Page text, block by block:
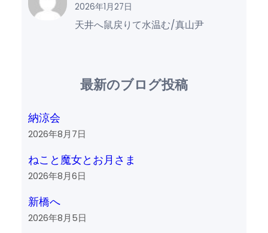
2026年1月27日
天井へ鼠戻りて水温む/真山尹
最新のブログ投稿
納涼会
2026年8月7日
ねこと魔女とお月さま
2026年8月6日
新橋へ
2026年8月5日